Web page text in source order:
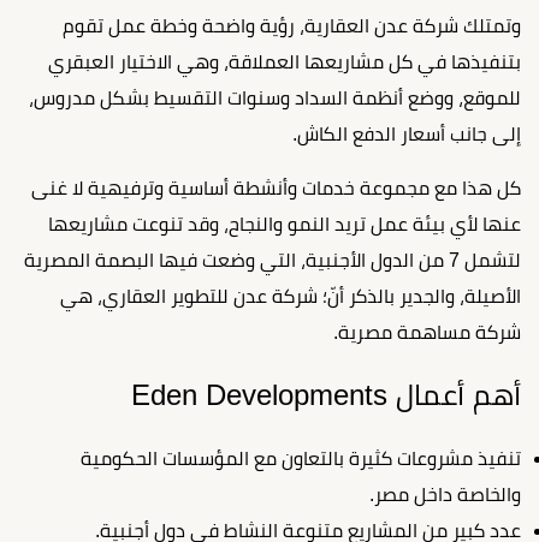
وتمتلك شركة عدن العقارية، رؤية واضحة وخطة عمل تقوم
بتنفيذها في كل مشاريعها العملاقة، وهي الاختيار العبقري
للموقع، ووضع أنظمة السداد وسنوات التقسيط بشكل مدروس،
إلى جانب أسعار الدفع الكاش.
كل هذا مع مجموعة خدمات وأنشطة أساسية وترفيهية لا غنى
عنها لأي بيئة عمل تريد النمو والنجاح، وقد تنوعت مشاريعها
لتشمل 7 من الدول الأجنبية، التي وضعت فيها البصمة المصرية
الأصيلة، والجدير بالذكر أنّ؛ شركة عدن للتطوير العقاري، هي
شركة مساهمة مصرية.
أهم أعمال Eden Developments
تنفيذ مشروعات كثيرة بالتعاون مع المؤسسات الحكومية
والخاصة داخل مصر.
عدد كبير من المشاريع متنوعة النشاط في دول أجنبية.